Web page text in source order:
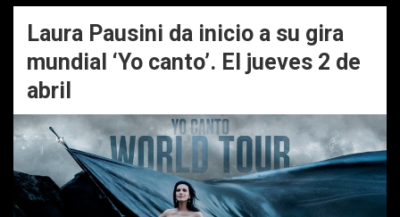
Laura Pausini da inicio a su gira
mundial ‘Yo canto’. El jueves 2 de
abril